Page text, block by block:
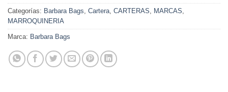
Categorías: Barbara Bags Cartera CARTERAS MARCAS
MARROQUINERIA
Marca: Barbara Bags